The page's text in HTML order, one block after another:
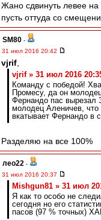
Жано сдвинуть левее на
пусть оттуда со
SM80 -
31 июл 2016 20:42
vjrif
vjrif » 31 июл 2016
Команду с победой!
Промесу, да он
Фернандо пас вырезал
молодец Аленичев, что
вкатывает Фернандо в
Разделяю на все 100%
лео22 -
31 июл 2016 20:37
Mishgun81 » 31 июл
Я как то особо не
сегодня но его
пасов (97 % точных)